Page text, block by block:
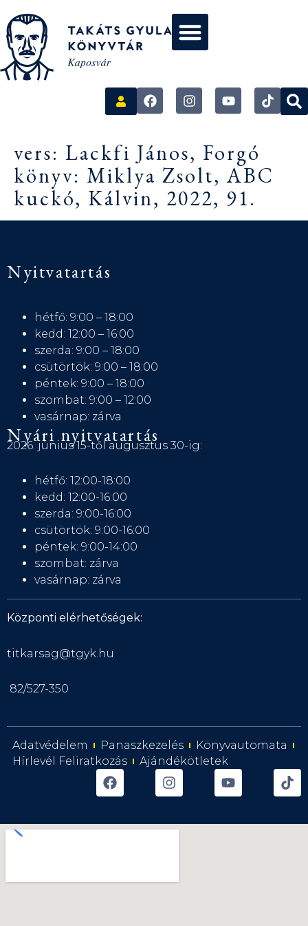
vers: Lackfi János, Forgó
könyv: Miklya Zsolt, ABC
kuckó, Kálvin, 2022, 91.
Nyitvatartás
hétfő: 9:00 – 18:00
kedd: 12:00 – 16:00
szerda: 9:00 – 18:00
csütörtök: 9:00 – 18:00
péntek: 9:00 – 18:00
szombat: 9:00 – 12:00
vasárnap: zárva
Nyári nyitvatartás
2026. június 15-től augusztus 30-ig:
hétfő: 12:00-18:00
kedd: 12:00-16:00
szerda: 9:00-16:00
csütörtök: 9:00-16:00
péntek: 9:00-14:00
szombat: zárva
vasárnap: zárva
Központi elérhetőségek:
titkarsag@tgyk.hu
82/527-350
Adatvédelem Panaszkezelés
Könyvautomata
Hírlevél Feliratkozás
Ajándékötletek